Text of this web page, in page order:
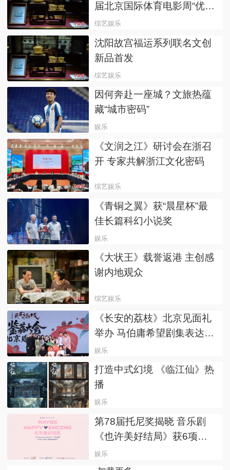
届北京国际体育电影周“优秀
作品”奖
综艺娱乐
沈阳故宫福运系列联名文创
新品首发
综艺娱乐
因何奔赴一座城？文旅热蕴
藏“城市密码”
娱乐
《文润之江》研讨会在浙召
开 专家共解浙江文化密码
综艺娱乐
《青铜之翼》获“晨星杯”最
佳长篇科幻小说奖
娱乐
《大状王》载誉返港 主创感
谢内地观众
综艺娱乐
《长安的荔枝》北京见面礼
举办 马伯庸希望剧集表达小
说未尽之意
娱乐
打造中式幻境 《临江仙》热
播
娱乐
第78届托尼奖揭晓 音乐剧
《也许美好结局》获6项大
奖
娱乐